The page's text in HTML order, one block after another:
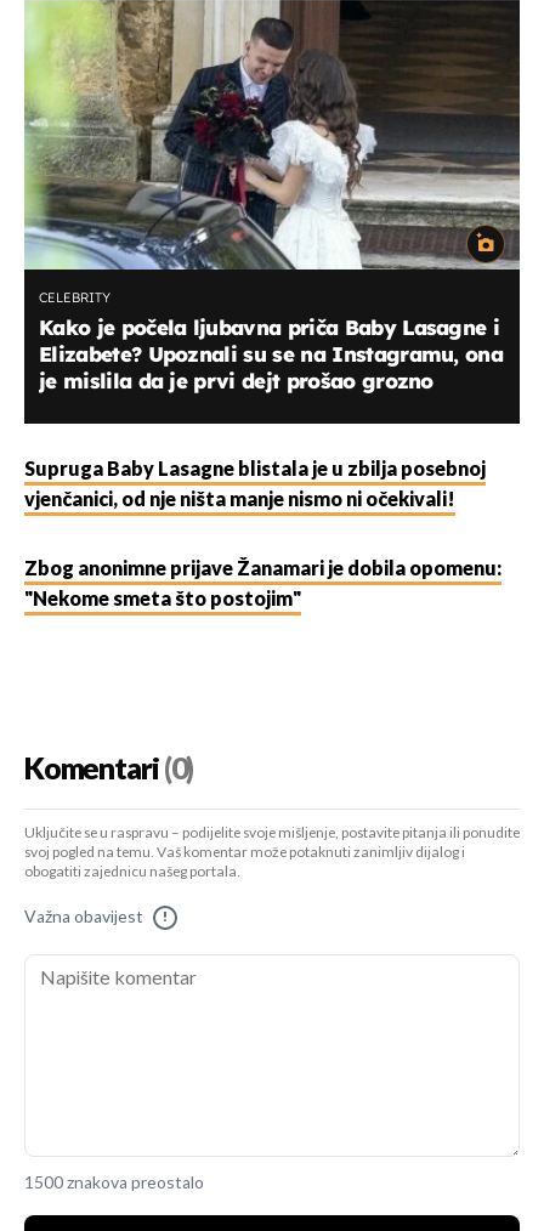
CELEBRITY
Kako je počela ljubavna priča Baby Lasagne i
Elizabete? Upoznali su se na Instagramu, ona
je mislila da je prvi dejt prošao grozno
Supruga Baby Lasagne blistala je u zbilja posebnoj
vjenčanici, od nje ništa manje nismo ni očekivali!
Zbog anonimne prijave Žanamari je dobila opomenu:
"Nekome smeta što postojim"
Komentari(0)
Uključite se u raspravu – podijelite svoje mišljenje, postavite pitanja ili ponudite
svoj pogled na temu. Vaš komentar može potaknuti zanimljiv dijalog i
obogatiti zajednicu našeg portala.
Važna obavijest !
1500 znakova preostalo